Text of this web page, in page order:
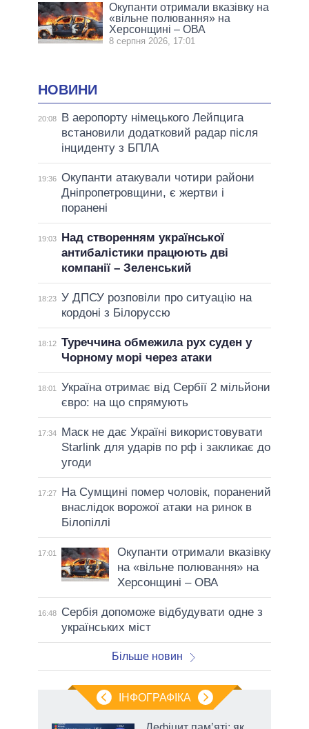
Окупанти отримали вказівку на
«вільне полювання» на
Херсонщині – ОВА
8 серпня 2026, 17:01
НОВИНИ
20:08
В аеропорту німецького Лейпцига
встановили додатковий радар після
інциденту з БПЛА
19:36 Окупанти атакували чотири райони
Дніпропетровщини, є жертви і
поранені
19:03
Над створенням української
антибалістики працюють дві
компанії – Зеленський
18:23 У ДПСУ розповіли про ситуацію на
кордоні з Білоруссю
18:12 Туреччина обмежила рух суден у
Чорному морі через атаки
18:01
Україна отримає від Сербії 2 мільйони
євро: на що спрямують
17:34
Маск не дає Україні використовувати
Starlink для ударів по рф і закликає до
угоди
17:27
На Сумщині помер чоловік, поранений
внаслідок ворожої атаки на ринок в
Білопіллі
17:01
Окупанти отримали вказівку
на «вільне полювання» на
Херсонщині – ОВА
16:48
Сербія допоможе відбудувати одне з
українських міст
Більше новин
ІНФОГРАФІКА